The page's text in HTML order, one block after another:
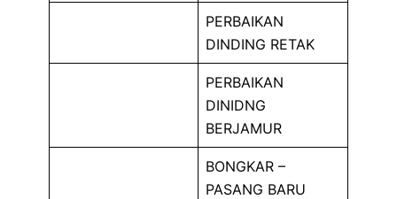
PERBAIKAN
DINDING RETAK
PERBAIKAN
DINIDNG
BERJAMUR
BONGKAR –
PASANG BARU